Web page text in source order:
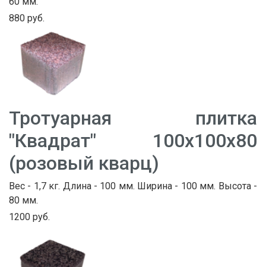
880 руб.
Тротуарная плитка
"Квадрат" 100х100х80
(розовый кварц)
Вес - 1,7 кг. Длина - 100 мм. Ширина - 100 мм. Высота -
80 мм.
1200 руб.